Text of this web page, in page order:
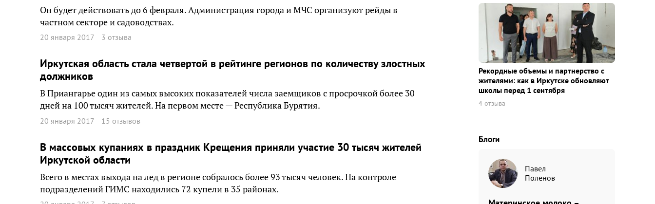
Он будет действовать до 6 февраля. Администрация города и МЧС организуют рейды в
частном секторе и садоводствах.
20 января 2017 3 отзыва
Иркутская область стала четвертой в рейтинге регионов по количеству злостных
должников
В Приангарье один из самых высоких показателей числа заемщиков с просрочкой более 30
дней на 100 тысяч жителей. На первом месте — Республика Бурятия.
20 января 2017 15 отзывов
В массовых купаниях в праздник Крещения приняли участие 30 тысяч жителей
Иркутской области
Всего в местах выхода на лед в регионе собралось более 93 тысяч человек. На контроле
подразделений ГИМС находились 72 купели в 35 районах.
Рекордные объемы и партнерство с
жителями: как в Иркутске обновляют
школы перед 1 сентября
4 отзыва
Блоги
Павел
Поленов